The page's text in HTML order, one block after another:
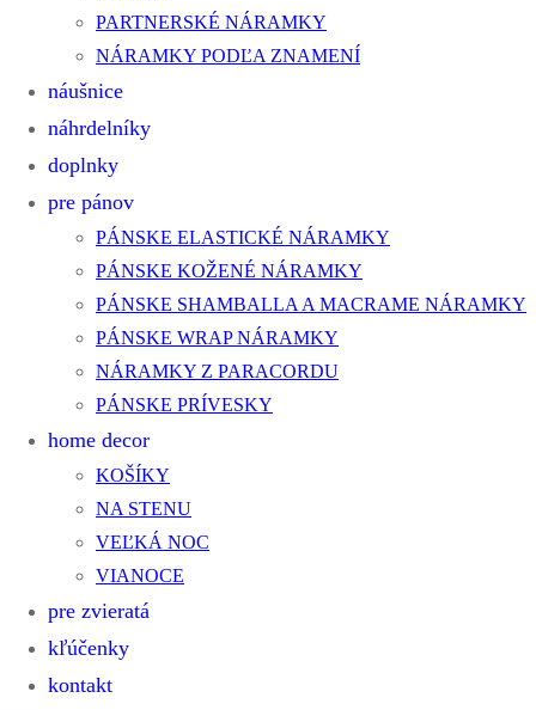
PARTNERSKÉ NÁRAMKY
NÁRAMKY PODĽA ZNAMENÍ
náušnice
náhrdelníky
doplnky
pre pánov
PÁNSKE ELASTICKÉ NÁRAMKY
PÁNSKE KOŽENÉ NÁRAMKY
PÁNSKE SHAMBALLA A MACRAME NÁRAMKY
PÁNSKE WRAP NÁRAMKY
NÁRAMKY Z PARACORDU
PÁNSKE PRÍVESKY
home decor
KOŠÍKY
NA STENU
VEĽKÁ NOC
VIANOCE
pre zvieratá
kľúčenky
kontakt